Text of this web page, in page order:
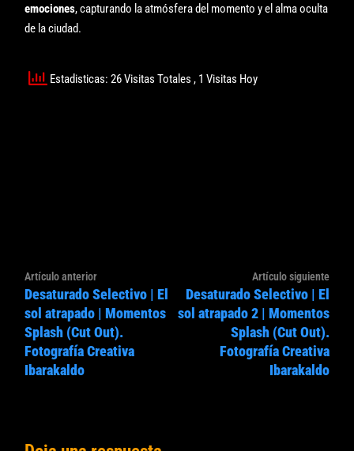
emociones, capturando la atmósfera del momento y el alma oculta
de la ciudad.
Estadisticas: 26 Visitas Totales, 1 Visitas Hoy
Navegación
de
entradas
Artículo anteriorArtículo
anterior:
Desaturado Selectivo | El
sol atrapado | Momentos
Splash (Cut Out).
Fotografía Creativa
Ibarakaldo
Artículo siguiente
Desaturado Selectivo | El
sol atrapado 2 | Momentos
Splash (Cut Out).
Fotografía Creativa
Ibarakaldo